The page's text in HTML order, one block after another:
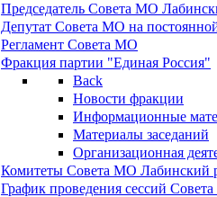
Председатель Совета МО
Депутат Совета МО на
Регламент Совета МО
Фракция партии "Единая Россия"
Back
Новости фракции
Информационные
Материалы заседаний
Организационная
Комитеты Совета МО Лабинский
График проведения сессий